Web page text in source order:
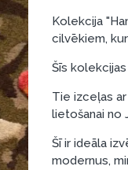
Kolekcija
cilvēkiem,
Šīs
Tie izceļas
lietošanai no
Šī ir ideāla
modernus,